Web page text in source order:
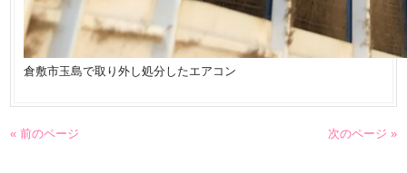
倉敷市玉島で取り外し処分したエアコン
« 前のページ 次のページ »